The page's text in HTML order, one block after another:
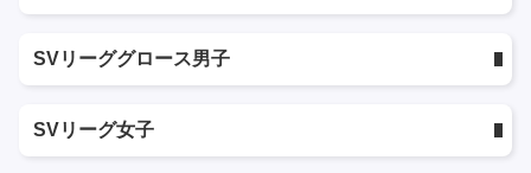
SVリーググロース男子
SVリーグ女子